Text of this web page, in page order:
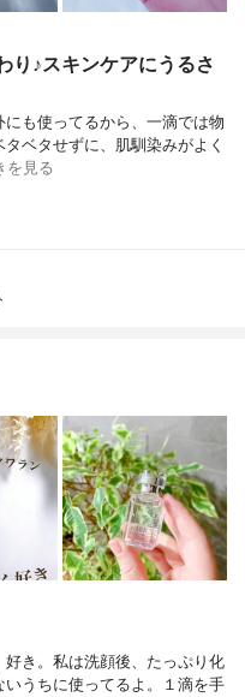
り♪スキンケアにうるさ
も使ってるから、一滴では物
ベタせずに、肌馴染みがよく
を見る
き。私は洗顔後、たっぷり化
うちに使ってるよ。１滴を手